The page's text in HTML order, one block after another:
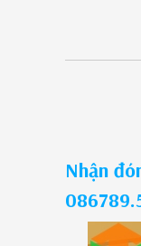
Nhận